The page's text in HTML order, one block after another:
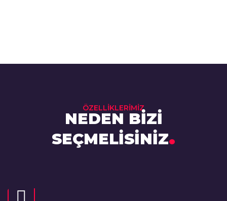
ÖZELLİKLERİMİZ
NEDEN BİZİ
SEÇMELİSİNİZ.